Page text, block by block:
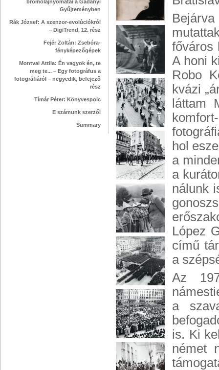
brómolajnyomatai a Gadányi
Gyűjteményben
Rák József: A szenzor-evolúciókról
– DigiTrend, 12. rész
Fejér Zoltán: Zsebóra-
fényképezőgépek
Montvai Attila: Én vagyok én, te
meg te... – Egy fotográfus a
fotográfiáról – negyedik, befejező
rész
Tímár Péter: Könyvespolc
E számunk szerzői
Summary
főváros
A honi
Robo
kvázi
láttam
hol
a
a
nálunk
López
című
a
Az
a
is. Ki
német